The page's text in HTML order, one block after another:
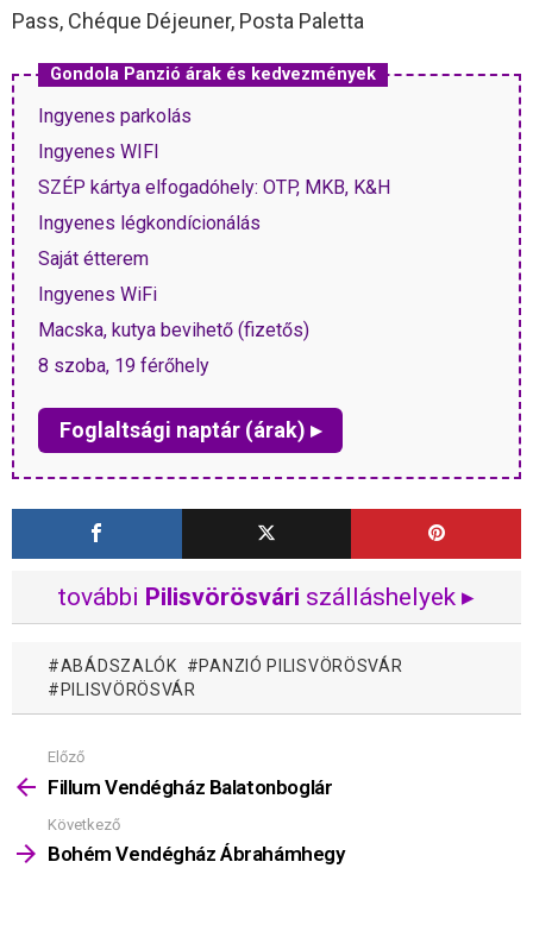
Pass, Chéque Déjeuner, Posta Paletta
Gondola Panzió árak és kedvezmények
Ingyenes parkolás
Ingyenes WIFI
SZÉP kártya elfogadóhely: OTP, MKB, K&H
Ingyenes légkondícionálás
Saját étterem
Ingyenes WiFi
Macska, kutya bevihető (fizetős)
8 szoba, 19 férőhely
Foglaltsági naptár (árak) ▸
további Pilisvörösvári szálláshelyek ▸
ABÁDSZALÓK
PANZIÓ PILISVÖRÖSVÁR
PILISVÖRÖSVÁR
Mutass
többet
Előző
Fillum Vendégház Balatonboglár
Következő
Bohém Vendégház Ábrahámhegy